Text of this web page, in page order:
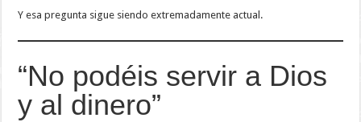
Y esa pregunta sigue siendo extremadamente actual.
“No podéis servir a Dios
y al dinero”